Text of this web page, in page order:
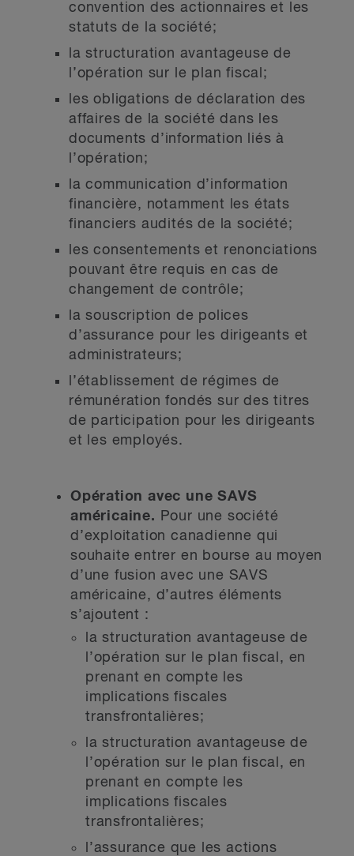
convention des actionnaires et les
statuts de la société;
la structuration avantageuse de
l’opération sur le plan fiscal;
les obligations de déclaration des
affaires de la société dans les
documents d’information liés à
l’opération;
la communication d’information
financière, notamment les états
financiers audités de la société;
les consentements et renonciations
pouvant être requis en cas de
changement de contrôle;
la souscription de polices
d’assurance pour les dirigeants et
administrateurs;
l’établissement de régimes de
rémunération fondés sur des titres
de participation pour les dirigeants
et les employés.
Opération avec une SAVS
américaine.
Pour une société
d’exploitation canadienne qui
souhaite entrer en bourse au moyen
d’une fusion avec une SAVS
américaine, d’autres éléments
s’ajoutent :
la structuration avantageuse de
l’opération sur le plan fiscal, en
prenant en compte les
implications fiscales
transfrontalières;
la structuration avantageuse de
l’opération sur le plan fiscal, en
prenant en compte les
implications fiscales
transfrontalières;
l’assurance que les actions